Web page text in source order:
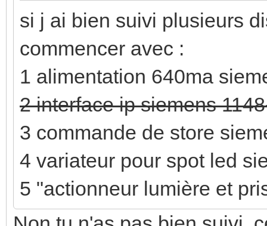
si j ai bien suivi plusieurs
commencer avec :
1 alimentation 640ma
2 interface ip siemens
3 commande de store
4 variateur pour spot led
5 "actionneur lumière et